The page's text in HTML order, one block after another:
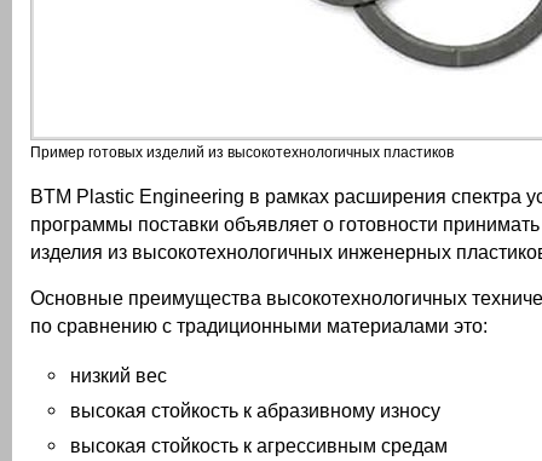
Пример готовых изделий из высокотехнологичных пластиков
BTM Plastic Engineering в рамках расширения спектра
программы поставки объявляет о готовности
изделия из высокотехнологичных инженерных
Основные преимущества высокотехнологичных
по сравнению с традиционными материалами это:
низкий вес
высокая стойкость к абразивному износу
высокая стойкость к агрессивным средам